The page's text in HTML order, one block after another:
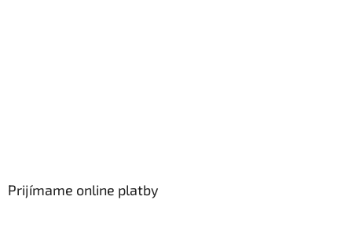
Prijímame online platby